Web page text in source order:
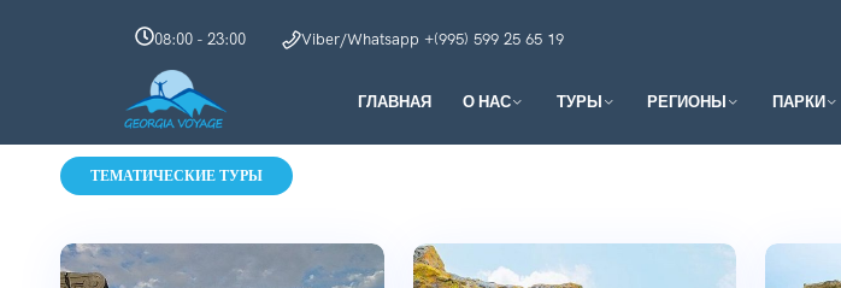
08:00 - 23:00 Viber/Whatsapp +(995) 599 25 65 19
ГЛАВНАЯ О НАС ТУРЫ РЕГИОНЫ ПАРКИ
ТЕМАТИЧЕСКИЕ ТУРЫ